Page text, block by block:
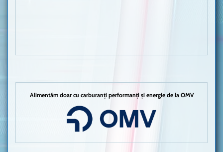
Alimentăm doar cu carburanți performanți și energie de la OMV